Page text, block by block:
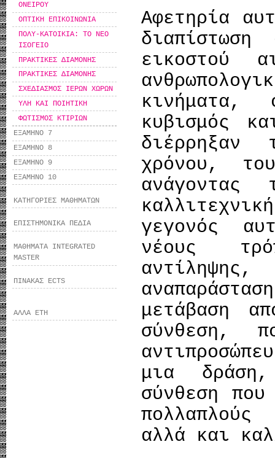
ΟΝΕΙΡΟΥ
ΟΠΤΙΚΗ ΕΠΙΚΟΙΝΩΝΙΑ
ΠΟΛΥ-ΚΑΤΟΙΚΙΑ: ΤΟ ΝΕΟ
ΙΣΟΓΕΙΟ
ΠΡΑΚΤΙΚΕΣ ΔΙΑΜΟΝΗΣ
ΠΡΑΚΤΙΚΕΣ ΔΙΑΜΟΝΗΣ
ΣΧΕΔΙΑΣΜΟΣ ΙΕΡΩΝ ΧΩΡΩΝ
ΥΛΗ ΚΑΙ ΠΟΙΗΤΙΚΗ
ΦΩΤΙΣΜΟΣ ΚΤΙΡΙΩΝ
ΕΞΑΜΗΝΟ 7
ΕΞΑΜΗΝΟ 8
ΕΞΑΜΗΝΟ 9
ΕΞΑΜΗΝΟ 10
ΚΑΤΗΓΟΡΙΕΣ ΜΑΘΗΜΑΤΩΝ
ΕΠΙΣΤΗΜΟΝΙΚΑ ΠΕΔΙΑ
ΜΑΘΗΜΑΤΑ INTEGRATED
MASTER
ΠΙΝΑΚΑΣ ECTS
ΑΛΛΑ ΕΤΗ
Αφετηρία
εικοστού
κυβισμός
διέρρηξαν
χρόνου,
ανάγοντας
γεγονός
νέους
μετάβαση
σύνθεση,
μια
σύνθεση που
αλλά και